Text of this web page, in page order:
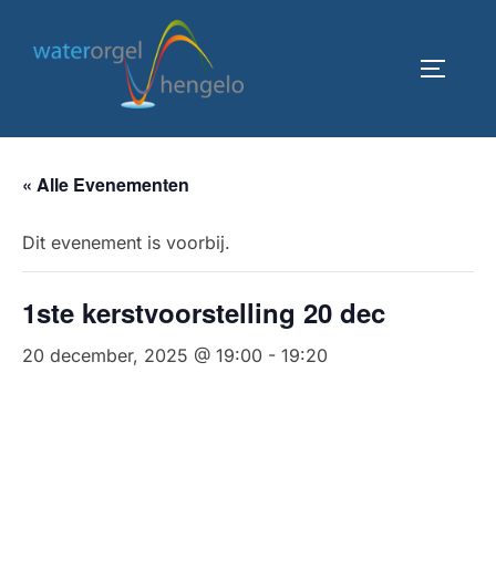
naar
« Alle Evenementen
Dit evenement is voorbij.
1ste kerstvoorstelling 20 dec
20 december, 2025 @ 19:00 - 19:20